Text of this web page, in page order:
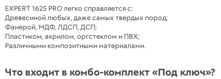
EXPERT 1625 PRO легко справляется с:
Древесиной любых, даже самых твердых пород;
Фанерой, МДФ, ЛДСП, ДСП;
Пластиком, акрилом, оргстеклом и ПВХ;
Различными композитными материалами.
Что входит в комбо-комплект «Под ключ»?